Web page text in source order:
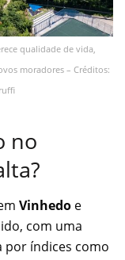
qualidade de vida,
moradores – Créditos:
no
Vinhedo e
com uma
por índices como